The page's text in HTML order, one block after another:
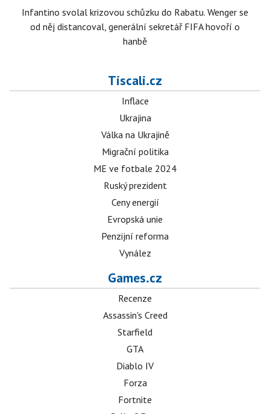
Infantino svolal krizovou schůzku do Rabatu. Wenger se
od něj distancoval, generální sekretář FIFA hovoří o
hanbě
Tiscali.cz
Inflace
Ukrajina
Válka na Ukrajině
Migrační politika
ME ve fotbale 2024
Ruský prezident
Ceny energií
Evropská unie
Penzijní reforma
Vynález
Games.cz
Recenze
Assassin's Creed
Starfield
GTA
Diablo IV
Forza
Fortnite